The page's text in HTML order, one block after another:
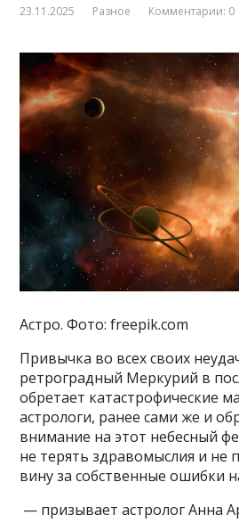
23.11.2025 Разное Комментарии: 0
Астро. Фото: freepik.com
Привычка во всех своих
ретроградный Меркурий в
обретает катастрофические
астрологи, ранее сами же и
внимание на этот небесный
не терять здравомыслия и не
вину за собственные ошибки
— призывает астролог Анна